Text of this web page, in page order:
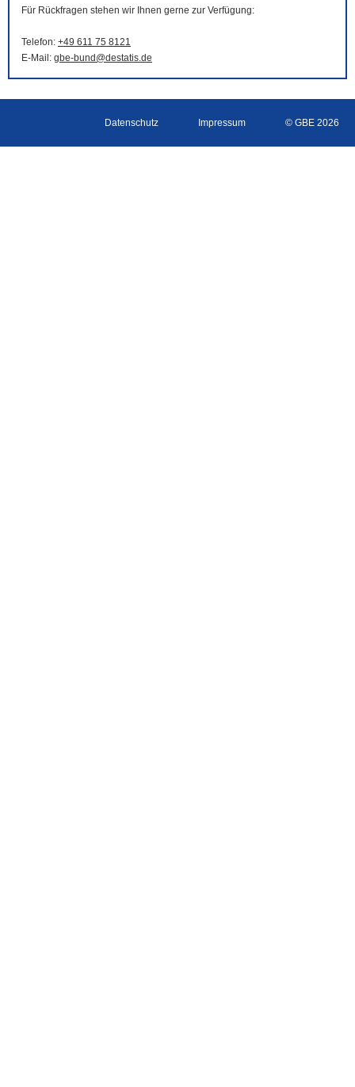
Für Rückfragen stehen wir Ihnen gerne zur Verfügung:
Telefon: +49 611 75 8121
E-Mail : gbe-bund@destatis.de
Datenschutz Impressum © GBE 2026